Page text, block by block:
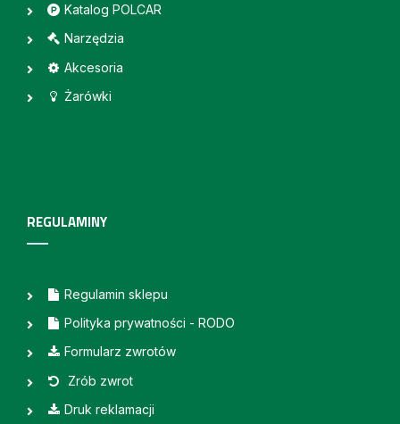
Katalog POLCAR
Narzędzia
Akcesoria
Żarówki
REGULAMINY
Regulamin sklepu
Polityka prywatności - RODO
Formularz zwrotów
Zrób zwrot
Druk reklamacji